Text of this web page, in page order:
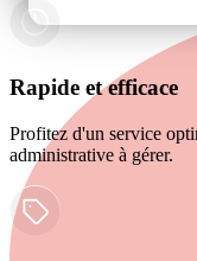
Rapide et efficace
Profitez d'un service
administrative à gérer.